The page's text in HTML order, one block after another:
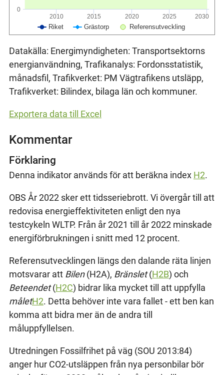
Riket Grästorp Referensutveckling
2010 2015 2020 2025 2030
0
Datakälla: Energimyndigheten: Transportsektorns
energianvändning, Trafikanalys: Fordonsstatistik,
månadsfil, Trafikverket: PM Vägtrafikens utsläpp,
Trafikverket: Bilindex, bilaga län och kommuner.
Exportera data till Excel
Kommentar
Förklaring
Denna indikator används för att beräkna index H2.
OBS År 2022 sker ett tidsseriebrott. Vi övergår till att
redovisa energieffektiviteten enligt den nya
testcykeln WLTP. Från år 2021 till år 2022 minskade
energiförbrukningen i snitt med 12 procent.
Referensutvecklingen längs den dalande räta linjen
motsvarar att Bilen(H2A), Bränslet(H2B) och
Beteendet(H2C) bidrar lika mycket till att uppfylla
måletH2. Detta behöver inte vara fallet - ett ben kan
komma att bidra mer än de andra till
måluppfyllelsen.
Utredningen Fossilfrihet på väg (SOU 2013:84)
anger hur CO2-utsläppen från nya personbilar bör